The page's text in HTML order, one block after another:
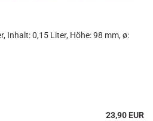
Inhalt: 0,15 Liter, Höhe: 98 mm, ø:
23,90 EUR